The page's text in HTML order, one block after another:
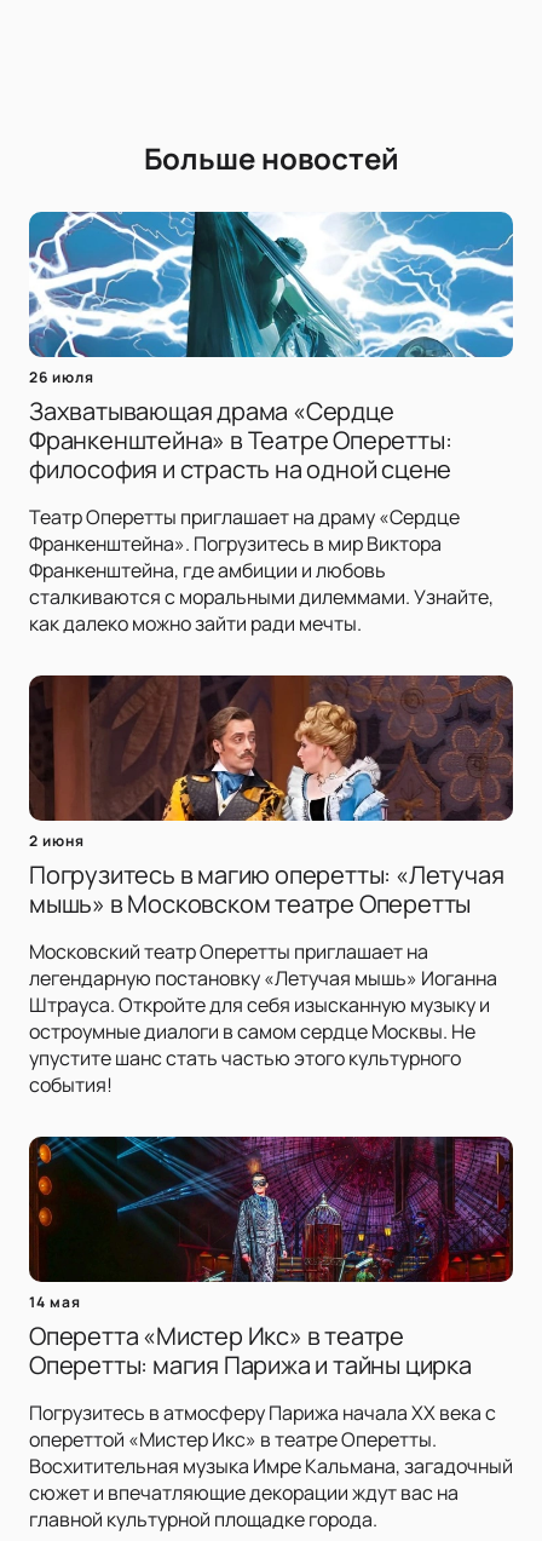
Больше новостей
26 июля
Захватывающая драма «Сердце
Франкенштейна» в Театре Оперетты:
философия и страсть на одной сцене
Театр Оперетты приглашает на драму «Сердце
Франкенштейна». Погрузитесь в мир Виктора
Франкенштейна, где амбиции и любовь
сталкиваются с моральными дилеммами. Узнайте,
как далеко можно зайти ради мечты.
2 июня
Погрузитесь в магию оперетты: «Летучая
мышь» в Московском театре Оперетты
Московский театр Оперетты приглашает на
легендарную постановку «Летучая мышь» Иоганна
Штрауса. Откройте для себя изысканную музыку и
остроумные диалоги в самом сердце Москвы. Не
упустите шанс стать частью этого культурного
события!
14 мая
Оперетта «Мистер Икс» в театре
Оперетты: магия Парижа и тайны цирка
Погрузитесь в атмосферу Парижа начала XX века с
опереттой «Мистер Икс» в театре Оперетты.
Восхитительная музыка Имре Кальмана, загадочный
сюжет и впечатляющие декорации ждут вас на
главной культурной площадке города.